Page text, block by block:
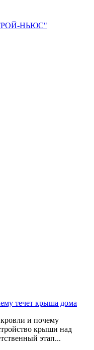
НЬЮС"
и почему
крыши над
этап...